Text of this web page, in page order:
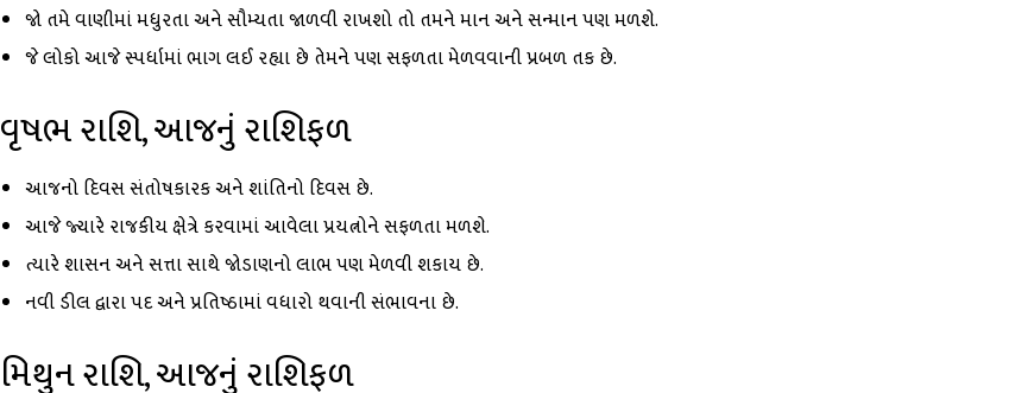
જો તમે વાણીમાં મધુરતા અને સૌમ્યતા જાળવી રાખશો તો તમને માન અને સન્માન પણ મળશે.
જે લોકો આજે સ્પર્ધામાં ભાગ લઈ રહ્યા છે તેમને પણ સફળતા મેળવવાની પ્રબળ તક છે.
વૃષભ રાશિ, આજનું રાશિફળ
આજનો દિવસ સંતોષકારક અને શાંતિનો દિવસ છે.
આજે જ્યારે રાજકીય ક્ષેત્રે કરવામાં આવેલા પ્રયત્નોને સફળતા મળશે.
ત્યારે શાસન અને સત્તા સાથે જોડાણનો લાભ પણ મેળવી શકાય છે.
નવી ડીલ દ્વારા પદ અને પ્રતિષ્ઠામાં વધારો થવાની સંભાવના છે.
મિથુન રાશિ, આજનું રાશિફળ